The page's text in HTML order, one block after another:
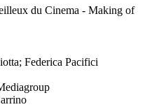
du Cinema - Making of
Federica Pacifici